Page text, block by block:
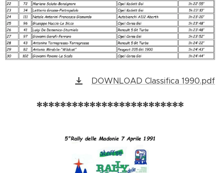
DOWNLOAD Classifica 1990.pdf
*************************